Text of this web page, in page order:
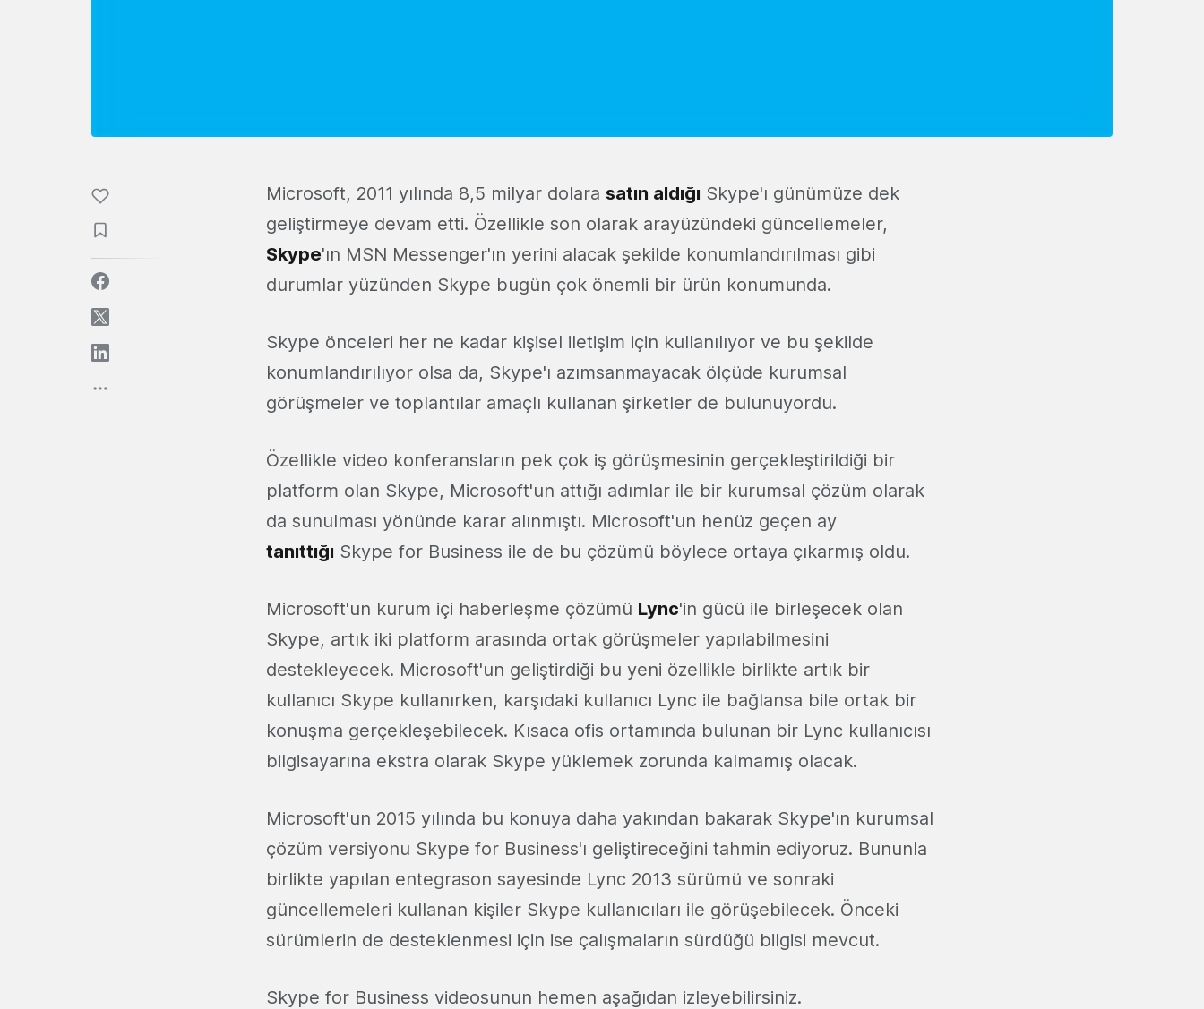
Microsoft, 2011 yılında 8,5 milyar dolara satın aldığı Skype'ı günümüze dek
geliştirmeye devam etti. Özellikle son olarak arayüzündeki güncellemeler,
Skype'ın MSN Messenger'ın yerini alacak şekilde konumlandırılması gibi
durumlar yüzünden Skype bugün çok önemli bir ürün konumunda.
Skype önceleri her ne kadar kişisel iletişim için kullanılıyor ve bu şekilde
konumlandırılıyor olsa da, Skype'ı azımsanmayacak ölçüde kurumsal
görüşmeler ve toplantılar amaçlı kullanan şirketler de bulunuyordu.
Özellikle video konferansların pek çok iş görüşmesinin gerçekleştirildiği bir
platform olan Skype, Microsoft'un attığı adımlar ile bir kurumsal çözüm olarak
da sunulması yönünde karar alınmıştı. Microsoft'un henüz geçen ay
tanıttığı Skype for Business ile de bu çözümü böylece ortaya çıkarmış oldu.
Microsoft'un kurum içi haberleşme çözümü Lync'in gücü ile birleşecek olan
Skype, artık iki platform arasında ortak görüşmeler yapılabilmesini
destekleyecek. Microsoft'un geliştirdiği bu yeni özellikle birlikte artık bir
kullanıcı Skype kullanırken, karşıdaki kullanıcı Lync ile bağlansa bile ortak bir
konuşma gerçekleşebilecek. Kısaca ofis ortamında bulunan bir Lync kullanıcısı
bilgisayarına ekstra olarak Skype yüklemek zorunda kalmamış olacak.
Microsoft'un 2015 yılında bu konuya daha yakından bakarak Skype'ın kurumsal
çözüm versiyonu Skype for Business'ı geliştireceğini tahmin ediyoruz. Bununla
birlikte yapılan entegrason sayesinde Lync 2013 sürümü ve sonraki
güncellemeleri kullanan kişiler Skype kullanıcıları ile görüşebilecek. Önceki
sürümlerin de desteklenmesi için ise çalışmaların sürdüğü bilgisi mevcut.
Skype for Business videosunun hemen aşağıdan izleyebilirsiniz.